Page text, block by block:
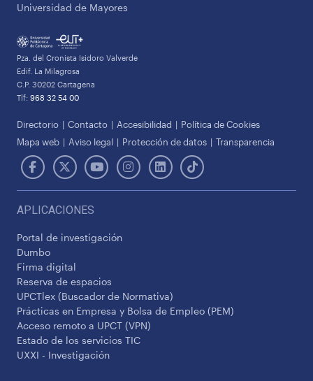
Universidad de Mayores
Pza. del Cronista Isidoro Valverde
Edif. La Milagrosa
C.P. 30202 Cartagena
Tlf: 968 32 54 00
Directorio Contacto Accesibilidad
Política de Cookies
Mapa web
Aviso legal Protección de datos Transparencia
APLICACIONES
Portal de investigación
Dumbo
Firma digital
Reserva de espacios
UPCTlex (Buscador de Normativa)
Prácticas en Empresa y Bolsa de Empleo (PEM)
Acceso remoto a UPCT (VPN)
Estado de los servicios TIC
UXXI - Investigación